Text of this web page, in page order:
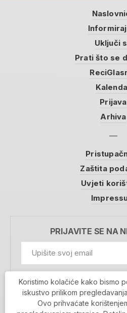
Uključi
Prati što se
Prijava
Arhiva
Zaštita
Uvjeti
PRIJAVITE SE NA
Prihvaćam da se moji
podataka i koriste u svrhu
newslettera
Koristimo kolačiće kako bismo
iskustvo prilikom
Ovo prihvaćate